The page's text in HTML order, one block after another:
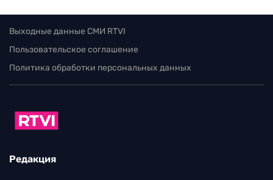
Выходные данные СМИ RTVI
Пользовательское соглашение
Политика обработки персональных данных
Редакция